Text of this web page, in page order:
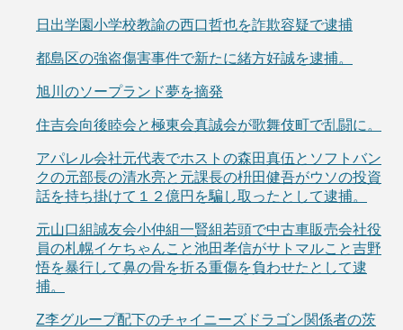
日出学園小学校教諭の西口哲也を詐欺容疑で逮捕
都島区の強盗傷害事件で新たに緒方好誠を逮捕。
旭川のソープランド夢を摘発
住吉会向後睦会と極東会真誠会が歌舞伎町で乱闘に。
アパレル会社元代表でホストの森田真伍とソフトバン
クの元部長の清水亮と元課長の枡田健吾がウソの投資
話を持ち掛けて１２億円を騙し取ったとして逮捕。
元山口組誠友会小仲組一賢組若頭で中古車販売会社役
員の札幌イケちゃんこと池田孝信がサトマルこと吉野
悟を暴行して鼻の骨を折る重傷を負わせたとして逮
捕。
Z李グループ配下のチャイニーズドラゴン関係者の茨